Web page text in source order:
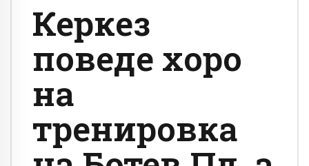
Керкез
поведе хоро
на
тренировка